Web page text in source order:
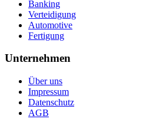
Banking
Verteidigung
Automotive
Fertigung
Unternehmen
Über uns
Impressum
Datenschutz
AGB